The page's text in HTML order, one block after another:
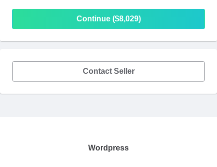
Continue ($8,029)
Contact Seller
Wordpress